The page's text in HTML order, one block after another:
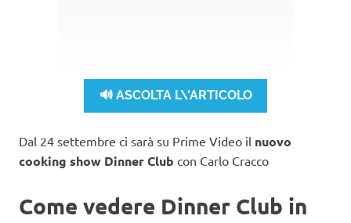
🔊 ASCOLTA L\'ARTICOLO
Dal 24 settembre ci sarà su Prime Video il nuovo
cooking show Dinner Club con Carlo Cracco
Come vedere Dinner Club in